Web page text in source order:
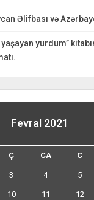
Əlifbası və
yurdum”
Fevral 2021
Ç CA C
3 4 5
10 11 12